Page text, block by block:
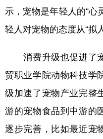
示，宠物是年轻人的“心
轻人对宠物的态度从“拟
消费升级也促进了
贸职业学院动物科技学
级加速了宠物产业完整
游的宠物食品到中游的
逐步完善，比如最近宠